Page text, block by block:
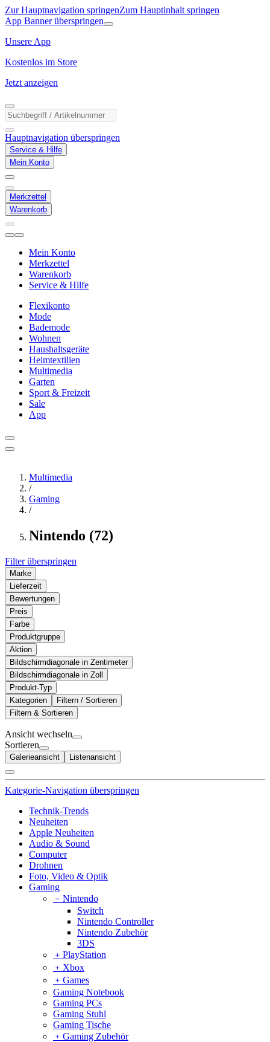
Zur Hauptnavigation springenZum Hauptinhalt springen
App Banner überspringen
Unsere App
Kostenlos im Store
Jetzt anzeigen
Hauptnavigation überspringen
Service & Hilfe
Mein Konto
Merkzettel
Warenkorb
Mein Konto
Merkzettel
Warenkorb
Service & Hilfe
Flexikonto
Mode
Bademode
Wohnen
Haushaltsgeräte
Heimtextilien
Multimedia
Garten
Sport & Freizeit
Sale
App
Multimedia
/
Gaming
/
Nintendo (72)
Filter überspringen
Marke
Lieferzeit
Bewertungen
Preis
Farbe
Produktgruppe
Aktion
Bildschirmdiagonale in Zentimeter
Bildschirmdiagonale in Zoll
Produkt-Typ
Kategorien
Filtern / Sortieren
Filtern & Sortieren
Ansicht wechseln
Sortieren
Galerieansicht Listenansicht
Kategorie-Navigation überspringen
Technik-Trends
Neuheiten
Apple Neuheiten
Audio & Sound
Computer
Drohnen
Foto, Video & Optik
Gaming
﹣ Nintendo
Switch
Nintendo Controller
Nintendo Zubehör
3DS
﹢ PlayStation
﹢ Xbox
﹢ Games
Gaming Notebook
Gaming PCs
Gaming Stuhl
Gaming Tische
﹢ Gaming Zubehör